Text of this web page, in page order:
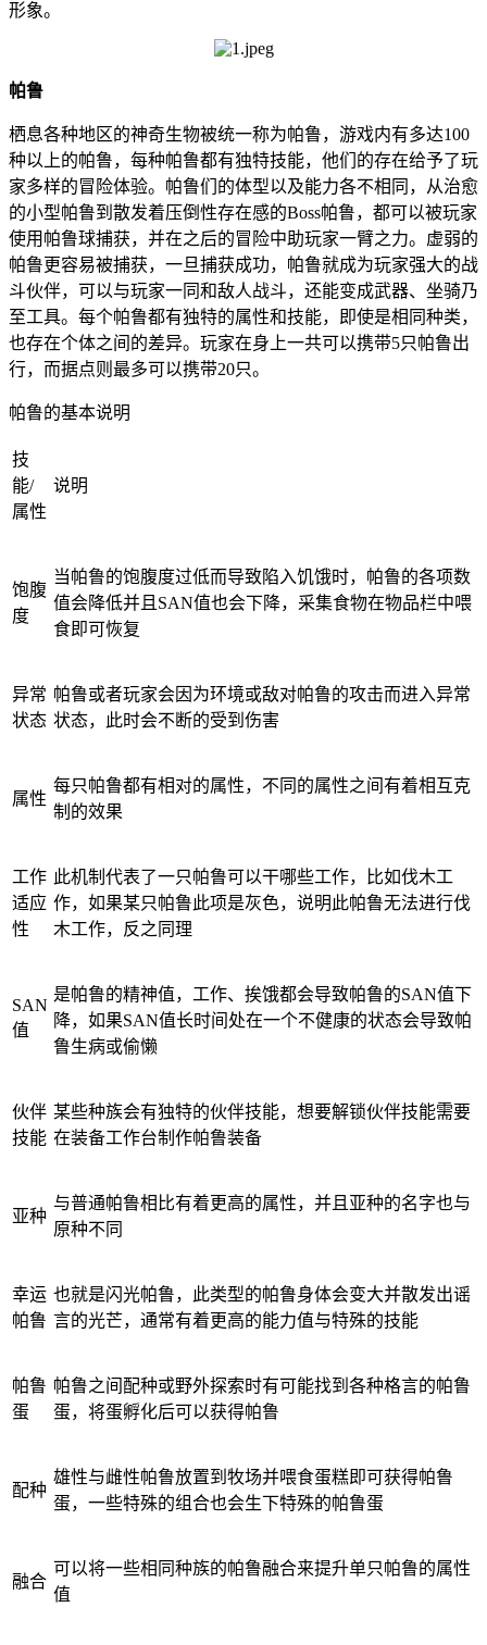
形象。
帕鲁
栖息各种地区的神奇生物被统一称为帕鲁，游戏内有多达100
种以上的帕鲁，每种帕鲁都有独特技能，他们的存在给予了玩
家多样的冒险体验。帕鲁们的体型以及能力各不相同，从治愈
的小型帕鲁到散发着压倒性存在感的Boss帕鲁，都可以被玩家
使用帕鲁球捕获，并在之后的冒险中助玩家一臂之力。虚弱的
帕鲁更容易被捕获，一旦捕获成功，帕鲁就成为玩家强大的战
斗伙伴，可以与玩家一同和敌人战斗，还能变成武器、坐骑乃
至工具。每个帕鲁都有独特的属性和技能，即使是相同种类，
也存在个体之间的差异。玩家在身上一共可以携带5只帕鲁出
行，而据点则最多可以携带20只。
帕鲁的基本说明
技
能/
属性
说明
饱腹
度
当帕鲁的饱腹度过低而导致陷入饥饿时，帕鲁的各项数
值会降低并且SAN值也会下降，采集食物在物品栏中喂
食即可恢复
异常
状态
帕鲁或者玩家会因为环境或敌对帕鲁的攻击而进入异常
状态，此时会不断的受到伤害
属性
每只帕鲁都有相对的属性，不同的属性之间有着相互克
制的效果
工作
适应
性
此机制代表了一只帕鲁可以干哪些工作，比如伐木工
作，如果某只帕鲁此项是灰色，说明此帕鲁无法进行伐
木工作，反之同理
SAN
值
是帕鲁的精神值，工作、挨饿都会导致帕鲁的SAN值下
降，如果SAN值长时间处在一个不健康的状态会导致帕
鲁生病或偷懒
伙伴
技能
某些种族会有独特的伙伴技能，想要解锁伙伴技能需要
在装备工作台制作帕鲁装备
亚种
与普通帕鲁相比有着更高的属性，并且亚种的名字也与
原种不同
幸运
帕鲁
也就是闪光帕鲁，此类型的帕鲁身体会变大并散发出谣
言的光芒，通常有着更高的能力值与特殊的技能
帕鲁
蛋
帕鲁之间配种或野外探索时有可能找到各种格言的帕鲁
蛋，将蛋孵化后可以获得帕鲁
配种
雄性与雌性帕鲁放置到牧场并喂食蛋糕即可获得帕鲁
蛋，一些特殊的组合也会生下特殊的帕鲁蛋
融合
可以将一些相同种族的帕鲁融合来提升单只帕鲁的属性
值